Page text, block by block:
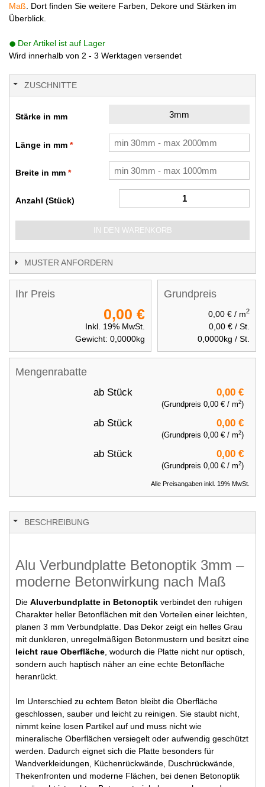
Maß . Dort finden Sie weitere Farben, Dekore und Stärken im
Überblick.
Der Artikel ist auf Lager
Wird innerhalb von 2 - 3 Werktagen versendet
ZUSCHNITTE
Stärke in mm 3mm
Länge in mm
Breite in mm
Anzahl (Stück)
IN DEN WARENKORB
MUSTER ANFORDERN
Mengenrabatte
ab Stück 0,00 €
(Grundpreis 0,00 € / m2)
ab Stück 0,00 €
(Grundpreis 0,00 € / m2)
ab Stück 0,00 €
(Grundpreis 0,00 € / m2)
Alle Preisangaben inkl. 19% MwSt.
Grundpreis
0,00 €/ m2
0,00 €/ St.
0,0000kg / St.
Ihr Preis
0,00 €
Inkl. 19% MwSt.
Gewicht: 0,0000kg
BESCHREIBUNG
Alu Verbundplatte Betonoptik 3mm –
moderne Betonwirkung nach Maß
Die Aluverbundplatte in Betonoptik verbindet den ruhigen
Charakter heller Betonflächen mit den Vorteilen einer leichten,
planen 3 mm Verbundplatte. Das Dekor zeigt ein helles Grau
mit dunkleren, unregelmäßigen Betonmustern und besitzt eine
leicht raue Oberfläche , wodurch die Platte nicht nur optisch,
sondern auch haptisch näher an eine echte Betonfläche
heranrückt.
Im Unterschied zu echtem Beton bleibt die Oberfläche
geschlossen, sauber und leicht zu reinigen. Sie staubt nicht,
nimmt keine losen Partikel auf und muss nicht wie
mineralische Oberflächen versiegelt oder aufwendig geschützt
werden. Dadurch eignet sich die Platte besonders für
Wandverkleidungen, Küchenrückwände, Duschrückwände,
Thekenfronten und moderne Flächen, bei denen Betonoptik